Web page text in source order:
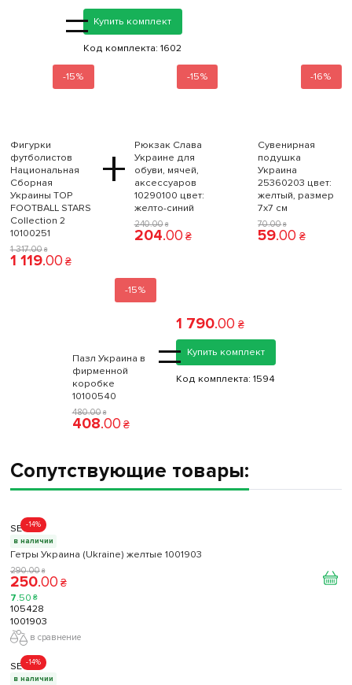
= Купить комплект
Код комплекта: 1602
-15%
+
Фигурки
футболистов
Национальная
Сборная
Украины TOP
FOOTBALL STARS
Collection 2
10100251
1 317.00 ₴
1 119.00 ₴
-15%
Рюкзак Слава
Украине для
обуви, мячей,
аксессуаров
10290100 цвет:
желто-синий
240.00 ₴
204.00 ₴
-16%
Сувенирная
подушка
Украина
25360203 цвет:
желтый, размер
7x7 см
70.00 ₴
59.00 ₴
-15%
Пазл Украина в
фирменной
коробке
10100540
480.00 ₴
408.00 ₴
=
1 790.00 ₴
Купить комплект
Код комплекта: 1594
Сопутствующие товары:
-14%
SECO
в наличии
Гетры Украина (Ukraine) желтые 1001903
290.00 ₴
250.00 ₴
7.50 ₴
105428
1001903
в сравнение
-14%
SECO
в наличии